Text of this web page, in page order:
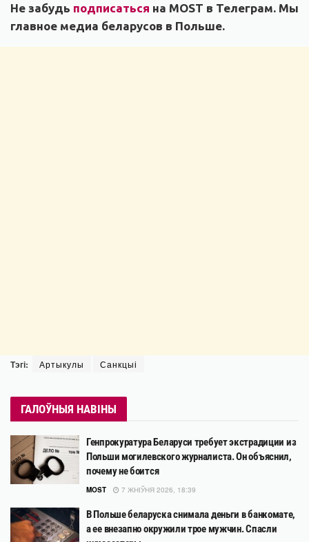
Не забудь подписаться на MOST в Телеграм. Мы
главное медиа беларусов в Польше.
Тэгі: Артыкулы Санкцыі
ГАЛОЎНЫЯ НАВІНЫ
Генпрокуратура Беларуси требует экстрадиции из
Польши могилевского журналиста. Он объяснил,
почему не боится
MOST 7 ЖНІЎНЯ 2026, 18:39
В Польше беларуска снимала деньги в банкомате,
а ее внезапно окружили трое мужчин. Спасли